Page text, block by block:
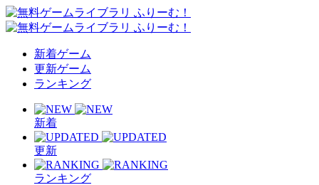
新着ゲーム
更新ゲーム
ランキング
新着
更新
ランキング